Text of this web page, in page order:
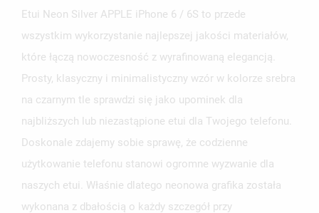
Etui Neon Silver APPLE iPhone 6 / 6S to przede
wszystkim wykorzystanie najlepszej jakości materiałów,
które łączą nowoczesność z wyrafinowaną elegancją.
Prosty, klasyczny i minimalistyczny wzór w kolorze srebra
na czarnym tle sprawdzi się jako upominek dla
najbliższych lub niezastąpione etui dla Twojego telefonu.
Doskonale zdajemy sobie sprawę, że codzienne
użytkowanie telefonu stanowi ogromne wyzwanie dla
naszych etui. Właśnie dlatego neonowa grafika została
wykonana z dbałością o każdy szczegół przy